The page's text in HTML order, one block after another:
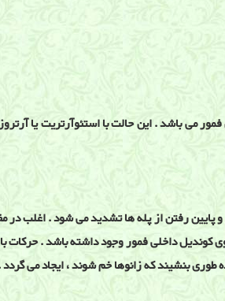
می باشد . این حالت با استئوآرتریت یا
با بالا رفتن و پایین رفتن از پله ها تشدید می شود .
داخلی فمور وجود داشته باشد . حرکات
بنشیند که زانوها خم شوند ، ایجاد می گردد